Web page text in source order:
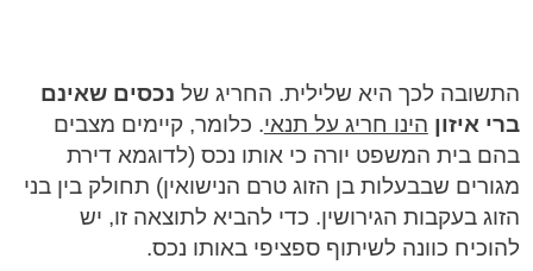
התשובה לכך היא שלילית. החריג של נכסים שאינם
ברי איזון הינו חריג על תנאי. כלומר, קיימים מצבים
בהם בית המשפט יורה כי אותו נכס (לדוגמא דירת
מגורים שבבעלות בן הזוג טרם הנישואין) תחולק בין בני
הזוג בעקבות הגירושין. כדי להביא לתוצאה זו, יש
להוכיח כוונה לשיתוף ספציפי באותו נכס.